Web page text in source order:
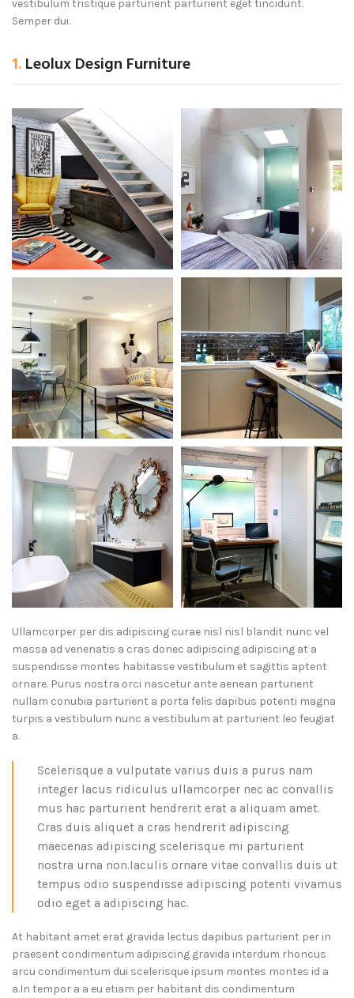
vestibulum tristique parturient parturient eget tincidunt.
Semper dui.
1.Leolux Design Furniture
Ullamcorper per dis adipiscing curae nisl nisl blandit nunc vel
massa ad venenatis a cras donec adipiscing adipiscing at a
suspendisse montes habitasse vestibulum et sagittis aptent
ornare. Purus nostra orci nascetur ante aenean parturient
nullam conubia parturient a porta felis dapibus potenti magna
turpis a vestibulum nunc a vestibulum at parturient leo feugiat
a.
Scelerisque a vulputate varius duis a purus nam
integer lacus ridiculus ullamcorper nec ac convallis
mus hac parturient hendrerit erat a aliquam amet.
Cras duis aliquet a cras hendrerit adipiscing
maecenas adipiscing scelerisque mi parturient
nostra urna non.Iaculis ornare vitae convallis duis ut
tempus odio suspendisse adipiscing potenti vivamus
odio eget a adipiscing hac.
At habitant amet erat gravida lectus dapibus parturient per in
praesent condimentum adipiscing gravida interdum rhoncus
arcu condimentum dui scelerisque ipsum montes montes id a
a.In tempor a a eu etiam per habitant dis condimentum